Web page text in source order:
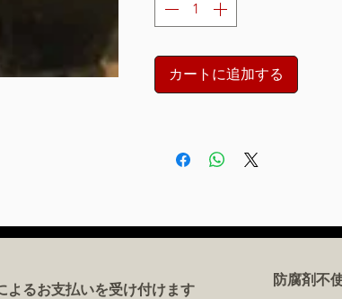
重量 8kg
製
本体は304または403
木製ハンドル付きク
ダー
ベトナム製
カートに追加する
よるお支払いを受け付けます
防腐剤不